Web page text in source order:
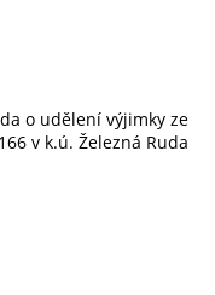
o udělení výjimky ze
v k.ú. Železná Ruda